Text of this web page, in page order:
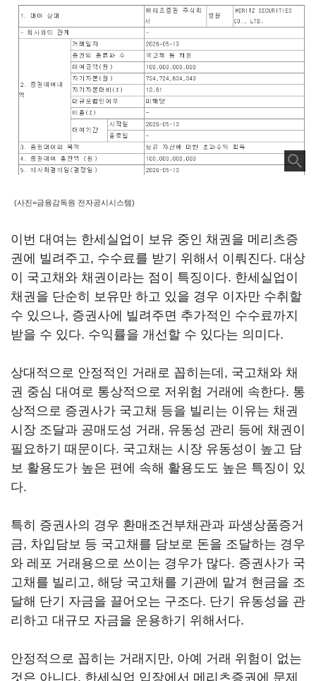
(사진=금융감독원 전자공시시스템)
이번 대여는 한세실업이 보유 중인 채권을 메리츠증
권에 빌려주고, 수수료를 받기 위해서 이뤄진다. 대상
이 국고채와 채권이라는 점이 특징이다. 한세실업이
채권을 단순히 보유만 하고 있을 경우 이자만 수취할
수 있으나, 증권사에 빌려주면 추가적인 수수료까지
받을 수 있다. 수익률을 개선할 수 있다는 의미다.
상대적으로 안정적인 거래로 꼽히는데, 국고채와 채
권 중심 대여로 통상적으로 저위험 거래에 속한다. 통
상적으로 증권사가 국고채 등을 빌리는 이유는 채권
시장 조달과 공매도성 거래, 유동성 관리 등에 채권이
필요하기 때문이다. 국고채는 시장 유동성이 높고 담
보 활용도가 높은 편에 속해 활용도도 높은 특징이 있
다.
특히 증권사의 경우 환매조건부채관과 파생상품증거
금, 차입담보 등 국고채를 담보로 돈을 조달하는 경우
와 레포 거래용으로 쓰이는 경우가 많다. 증권사가 국
고채를 빌리고, 해당 국고채를 기관에 맡겨 현금을 조
달해 단기 자금을 끌어오는 구조다. 단기 유동성을 관
리하고 대규모 자금을 운용하기 위해서다.
안정적으로 꼽히는 거래지만, 아예 거래 위험이 없는
것은 아니다. 한세실업 입장에서 메리츠증권에 문제